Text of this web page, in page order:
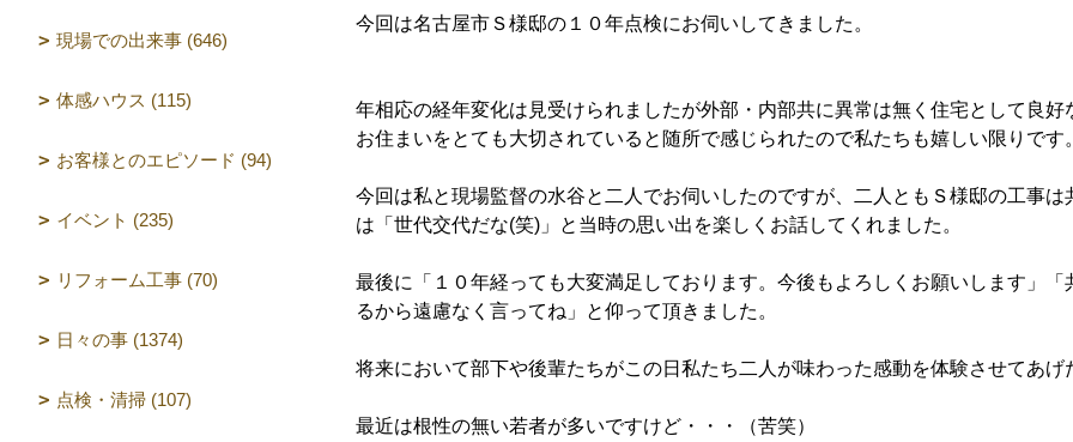
今回は名古屋市Ｓ様邸の１０年点検にお伺いしてきました。
年相応の経年変化は見受けられましたが外部・内部共に異常は無く住宅として良好
お住まいをとても大切されていると随所で感じられたので私たちも嬉しい限りです
今回は私と現場監督の水谷と二人でお伺いしたのですが、二人ともＳ様邸の工事
は「世代交代だな(笑)」と当時の思い出を楽しくお話してくれました。
最後に「１０年経っても大変満足しております。今後もよろしくお願いします」
るから遠慮なく言ってね」と仰って頂きました。
将来において部下や後輩たちがこの日私たち二人が味わった感動を体験させてあげ
最近は根性の無い若者が多いですけど・・・（苦笑）
現場での出来事 (646)
体感ハウス (115)
お客様とのエピソード (94)
イベント (235)
リフォーム工事 (70)
日々の事 (1374)
点検・清掃 (107)